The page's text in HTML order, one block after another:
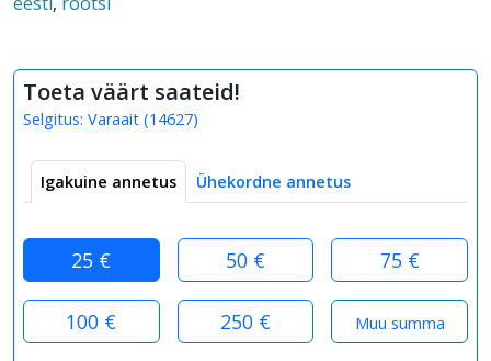
Toeta väärt saateid!
Selgitus: Varaait (14627)
Igakuine annetus Ühekordne annetus
25 € 50 € 75 €
100 € 250 €